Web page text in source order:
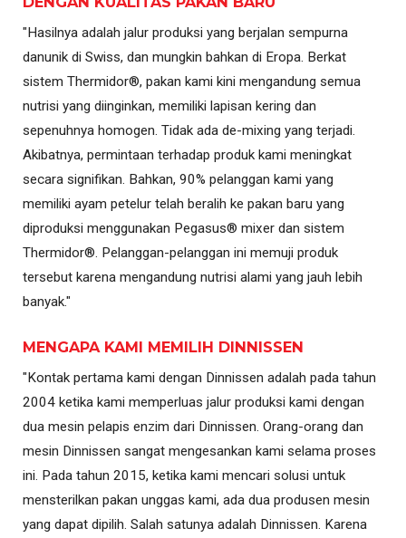
"Hasilnya adalah jalur produksi yang berjalan sempurna
danunik di Swiss, dan mungkin bahkan di Eropa. Berkat
sistem Thermidor®, pakan kami kini mengandung semua
nutrisi yang diinginkan, memiliki lapisan kering dan
sepenuhnya homogen. Tidak ada de-mixing yang terjadi.
Akibatnya, permintaan terhadap produk kami meningkat
secara signifikan. Bahkan, 90% pelanggan kami yang
memiliki ayam petelur telah beralih ke pakan baru yang
diproduksi menggunakan Pegasus® mixer dan sistem
Thermidor®. Pelanggan-pelanggan ini memuji produk
tersebut karena mengandung nutrisi alami yang jauh lebih
banyak."
MENGAPA KAMI MEMILIH DINNISSEN
"Kontak pertama kami dengan Dinnissen adalah pada tahun
2004 ketika kami memperluas jalur produksi kami dengan
dua mesin pelapis enzim dari Dinnissen. Orang-orang dan
mesin Dinnissen sangat mengesankan kami selama proses
ini. Pada tahun 2015, ketika kami mencari solusi untuk
mensterilkan pakan unggas kami, ada dua produsen mesin
yang dapat dipilih. Salah satunya adalah Dinnissen. Karena